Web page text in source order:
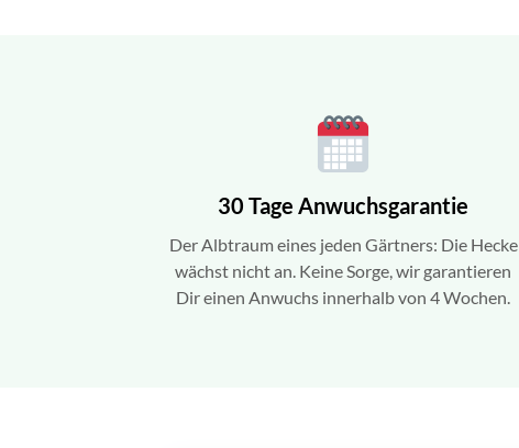
30 Tage Anwuchsgarantie
Der Albtraum eines jeden Gärtners: Die Hecke
wächst nicht an. Keine Sorge, wir garantieren
Dir einen Anwuchs innerhalb von 4 Wochen.